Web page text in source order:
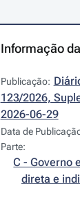
Informação
Publicação:
123/2026,
2026-06-29
Data de
Parte:
C - Governo
direta e